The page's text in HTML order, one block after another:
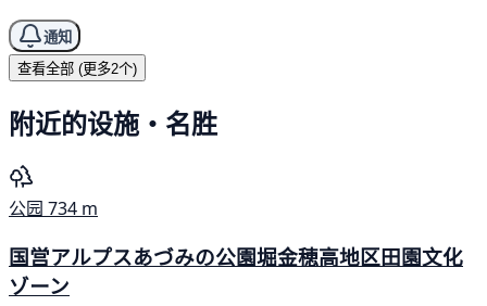
通知
查看全部 (更多2个)
附近的设施・名胜
公园 734 m
国営アルプスあづみの公園堀金穂高地区田園文化
ゾーン